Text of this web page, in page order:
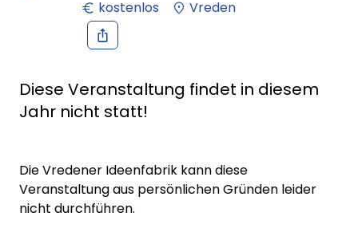
kostenlos
Vreden
Diese Veranstaltung findet in diesem
Jahr nicht statt!
Die Vredener Ideenfabrik kann diese
Veranstaltung aus persönlichen Gründen leider
nicht durchführen.